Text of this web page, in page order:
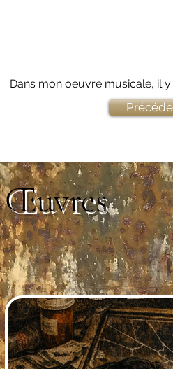
Dans mon oeuvre musicale, il
Œuvres